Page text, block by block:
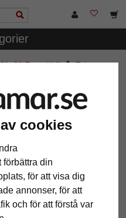
cookies
förbättra din
för att visa dig
annonser, för att
och för att förstå var
21x29,7 cm (A4)
Träram
35